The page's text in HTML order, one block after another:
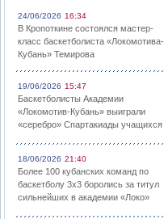
24/06/2026 16:34
В Кропоткине состоялся мастер-
класс баскетболиста «Локомотива-
Кубань» Темирова
19/06/2026 15:47
Баскетболисты Академии
«Локомотив-Кубань» выиграли
«серебро» Спартакиады учащихся
18/06/2026 21:40
Более 100 кубанских команд по
баскетболу 3х3 боролись за титул
сильнейших в академии «Локо»